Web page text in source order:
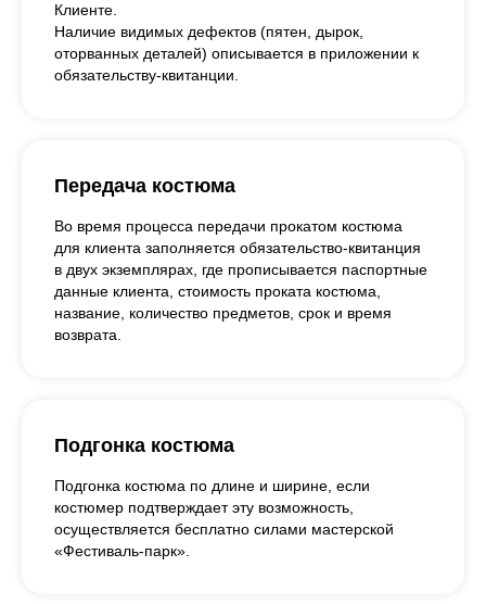
Клиенте.
Наличие видимых дефектов (пятен, дырок,
оторванных деталей) описывается в приложении к
обязательству-квитанции.
Передача костюма
Во время процесса передачи прокатом костюма
для клиента заполняется обязательство-квитанция
в двух экземплярах, где прописывается паспортные
данные клиента, стоимость проката костюма,
название, количество предметов, срок и время
возврата.
Подгонка костюма
Подгонка костюма по длине и ширине, если
костюмер подтверждает эту возможность,
осуществляется бесплатно силами мастерской
«Фестиваль-парк».